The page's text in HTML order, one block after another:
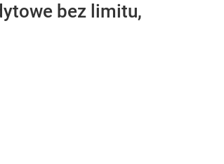
bez limitu,